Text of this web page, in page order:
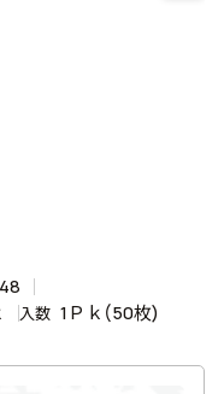
入数 1Ｐｋ(50枚)